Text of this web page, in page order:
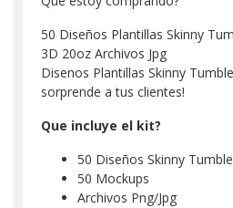
50 Diseños Plantillas Skinny
3D 20oz Archivos Jpg
Disenos Plantillas Skinny
sorprende a tus clientes!
Que incluye el kit?
50 Diseños Skinny
50 Mockups
Archivos Png/Jpg